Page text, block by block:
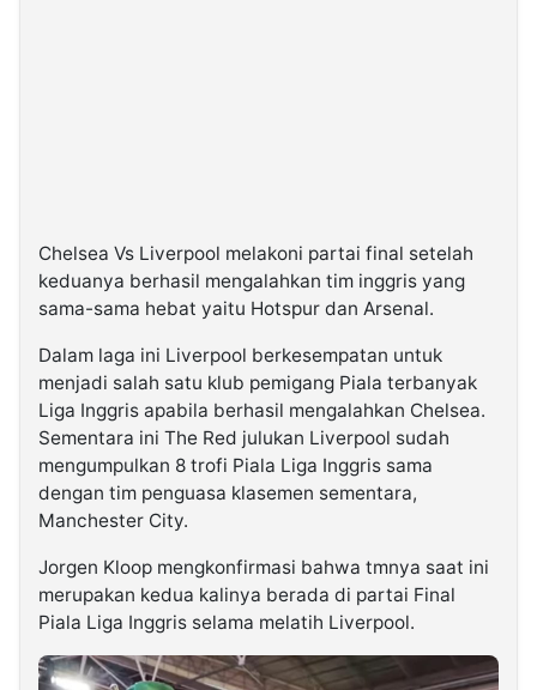
Chelsea Vs Liverpool melakoni partai final setelah
keduanya berhasil mengalahkan tim inggris yang
sama-sama hebat yaitu Hotspur dan Arsenal.
Dalam laga ini Liverpool berkesempatan untuk
menjadi salah satu klub pemigang Piala terbanyak
Liga Inggris apabila berhasil mengalahkan Chelsea.
Sementara ini The Red julukan Liverpool sudah
mengumpulkan 8 trofi Piala Liga Inggris sama
dengan tim penguasa klasemen sementara,
Manchester City.
Jorgen Kloop mengkonfirmasi bahwa tmnya saat ini
merupakan kedua kalinya berada di partai Final
Piala Liga Inggris selama melatih Liverpool.